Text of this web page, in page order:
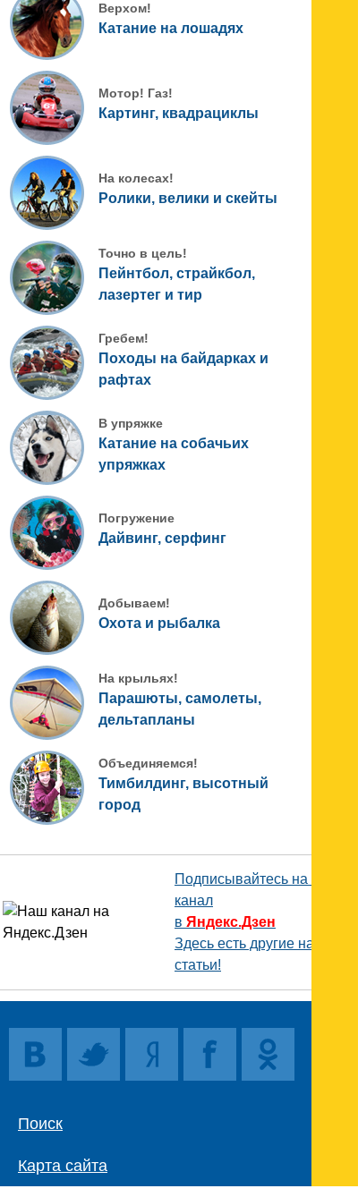
Верхом!
Катание на лошадях
Мотор! Газ!
Картинг, квадрациклы
На колесах!
Ролики, велики и скейты
Точно в цель!
Пейнтбол, страйкбол,
лазертег и тир
Гребем!
Походы на байдарках и
рафтах
В упряжке
Катание на собачьих
упряжках
Погружение
Дайвинг, серфинг
Добываем!
Охота и рыбалка
На крыльях!
Парашюты, самолеты,
дельтапланы
Объединяемся!
Тимбилдинг, высотный
город
Подписывайтесь на наш
канал
в Яндекс.Дзен
Здесь есть другие наши
статьи!
Поиск
Карта сайта